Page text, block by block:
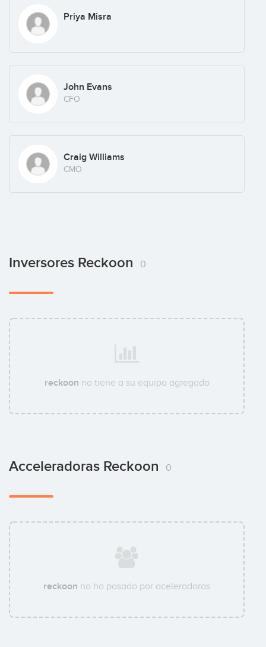
Priya Misra
John Evans
CFO
Craig Williams
CMO
Inversores Reckoon 0
reckoon no tiene a su equipo agregado
Acceleradoras Reckoon 0
reckoon no ha pasado por aceleradoras